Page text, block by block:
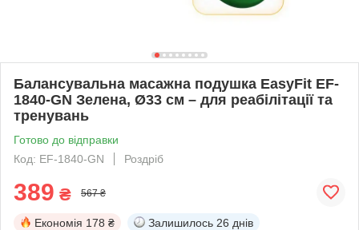
Балансувальна масажна подушка EasyFit EF-
1840-GN Зелена, Ø33 см – для реабілітації та
тренувань
Готово до відправки
Код: EF-1840-GN
Роздріб
389 ₴ 567 ₴
Економія 178 ₴ Залишилось 26 днів